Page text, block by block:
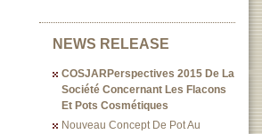
NEWS RELEASE
COSJARPerspectives 2015 De La
Société Concernant Les Flacons
Et Pots Cosmétiques
Nouveau Concept De Pot Au